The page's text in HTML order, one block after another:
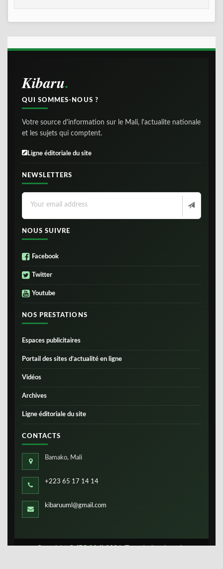
Kibaru
QUI SOMMES-NOUS ?
Votre source d'information sur le Mali, l'actualite nationale
et les sujets qui comptent.
Ligne éditoriale du site
NEWSLETTERS
NOUS SUIVRE
Facebook
Twitter
Youtube
NOS PRESTATIONS
Espaces publicitaires
Portail des sites d’actualité en ligne
Vidéos
Archives
Ligne éditoriale du site
CONTACTS
Bamako, Mali
+223 65 17 14 14
kibaruuml@gmail.com